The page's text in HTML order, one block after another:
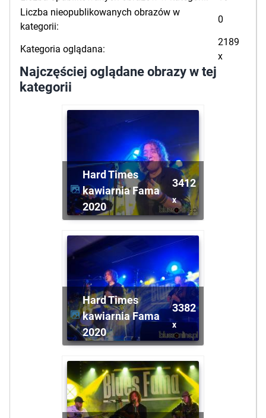
Liczba nieopublikowanych obrazów w
kategorii:
0
Kategoria oglądana:
2189
x
Najczęściej oglądane obrazy w tej
kategorii
Hard Times
kawiarnia Fama
2020
3412
x
Hard Times
kawiarnia Fama
2020
3382
x